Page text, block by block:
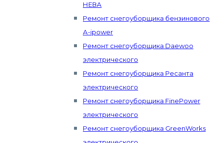
НЕВА
Ремонт снегоуборщика бензинового
А-ipower
Ремонт снегоуборщика Daewoo
электрического
Ремонт снегоуборщика Ресанта
электрического
Ремонт снегоуборщика FinePower
электрического
Ремонт снегоуборщика GreenWorks